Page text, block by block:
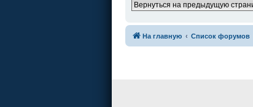
Вернуться на предыдущую
На главную Список форумов